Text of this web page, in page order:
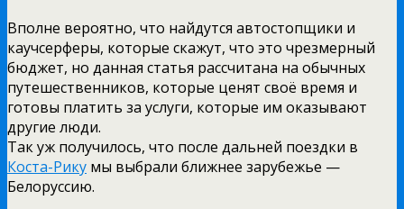
Вполне вероятно, что найдутся автостопщики и
каучсерферы, которые скажут, что это чрезмерный
бюджет, но данная статья рассчитана на обычных
путешественников, которые ценят своё время и
готовы платить за услуги, которые им оказывают
другие люди.
Так уж получилось, что после дальней поездки в
Коста-Рику мы выбрали ближнее зарубежье —
Белоруссию.